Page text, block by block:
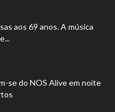
aos 69 anos. A música
se do NOS Alive em noite